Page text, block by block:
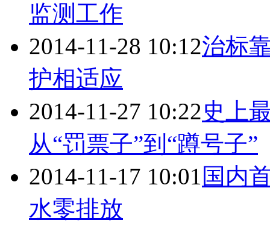
监测工作
2014-11-28 10:12治标
护相适应
2014-11-27 10:22史上
从“罚票子”到“蹲号子”
2014-11-17 10:01 国内
水零排放